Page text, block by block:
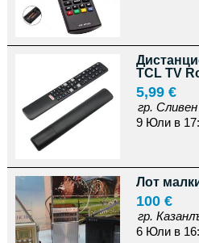
TCL TV
5,99 €
гр. Сливен
9 Юли в
Лот
100 €
гр.
6 Юли в